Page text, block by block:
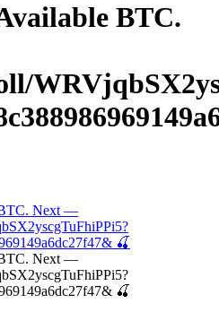
BTC.
BTC. Next —
🍒
BTC. Next —
🍒